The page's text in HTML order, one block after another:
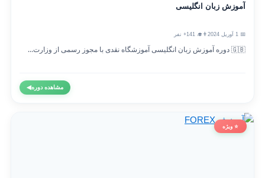
آموزش زبان انگلیسی
👨‍🎓 141+ نفر
🇬🇧 دوره آموزش زبان انگلیسی آموزشگاه نقدی با مجوز رسمی از وزارت...
مشاهده دوره◀
⭐ ویژه